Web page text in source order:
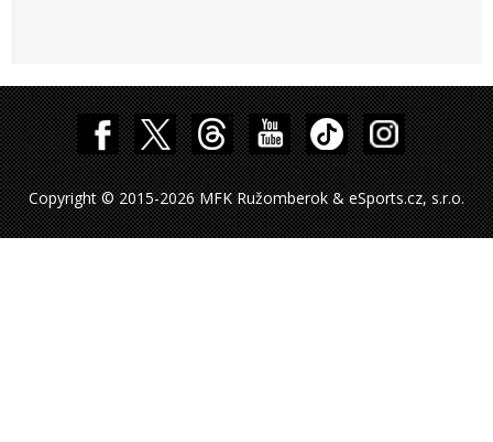
Copyright © 2015-2026 MFK Ružomberok & eSports.cz, s.r.o.